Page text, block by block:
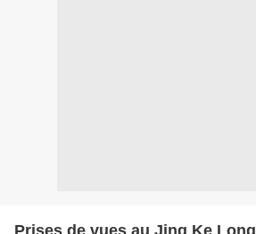
Prises de vues au Jing Ke Long